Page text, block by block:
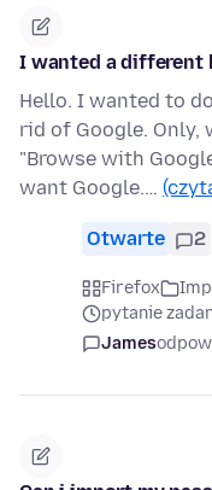
I wanted a different
Hello. I wanted to
rid of Google. Only,
"Browse with
want Google.…
Otwarte 2
Firefox
pytanie
James